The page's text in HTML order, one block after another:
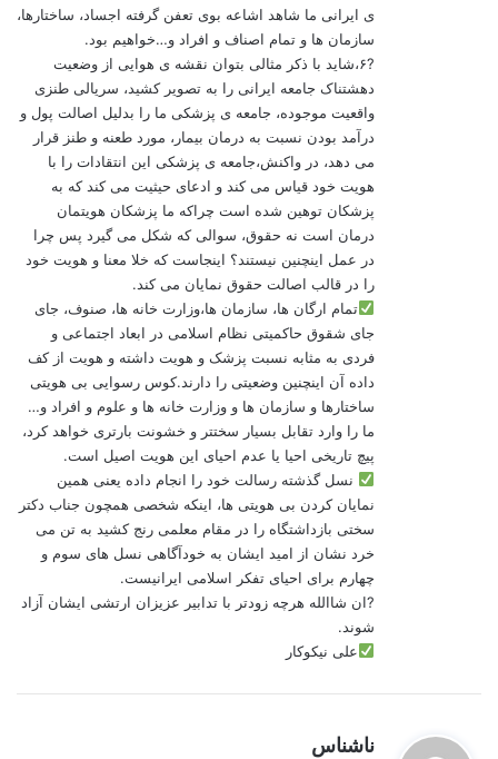
ی ایرانی ما شاهد اشاعه بوی تعفن گرفته اجساد، ساختارها،
سازمان ها و تمام اصناف و افراد و…خواهیم بود.
?۶،شاید با ذکر مثالی بتوان نقشه ی هوایی از وضعیت
دهشتناک جامعه ایرانی را به تصویر کشید، سریالی طنزی
واقعیت موجوده، جامعه ی پزشکی ما را بدلیل اصالت پول و
درآمد بودن نسبت به درمان بیمار، مورد طعنه و طنز قرار
می دهد، در واکنش،جامعه ی پزشکی این انتقادات را با
هویت خود قیاس می کند و ادعای حیثیت می کند که به
پزشکان توهین شده است چراکه ما پزشکان هویتمان
درمان است نه حقوق، سوالی که شکل می گیرد پس چرا
در عمل اینچنین نیستند؟ اینجاست که خلا معنا و هویت خود
را در قالب اصالت حقوق نمایان می کند.
تمام ارگان ها، سازمان ها،وزارت خانه ها، صنوف، جای
جای شقوق حاکمیتی نظام اسلامی در ابعاد اجتماعی و
فردی به مثابه نسبت پزشک و هویت داشته و هویت از کف
داده آن اینچنین وضعیتی را دارند.کوس رسوایی بی هویتی
ساختارها و سازمان ها و وزارت خانه ها و علوم و افراد و…
ما را وارد تقابل بسیار سختتر و خشونت بارتری خواهد کرد،
پیچ تاریخی احیا یا عدم احیای این هویت اصیل است.
نسل گذشته رسالت خود را انجام داده یعنی همین
نمایان کردن بی هویتی ها، اینکه شخصی همچون جناب دکتر
سختی بازداشتگاه را در مقام معلمی رنج کشید به تن می
خرد نشان از امید ایشان به خودآگاهی نسل های سوم و
چهارم برای احیای تفکر اسلامی ایرانیست.
?ان شاالله هرچه زودتر با تدابیر عزیزان ارتشی ایشان آزاد
شوند.
علی نیکوکار
ناشناس